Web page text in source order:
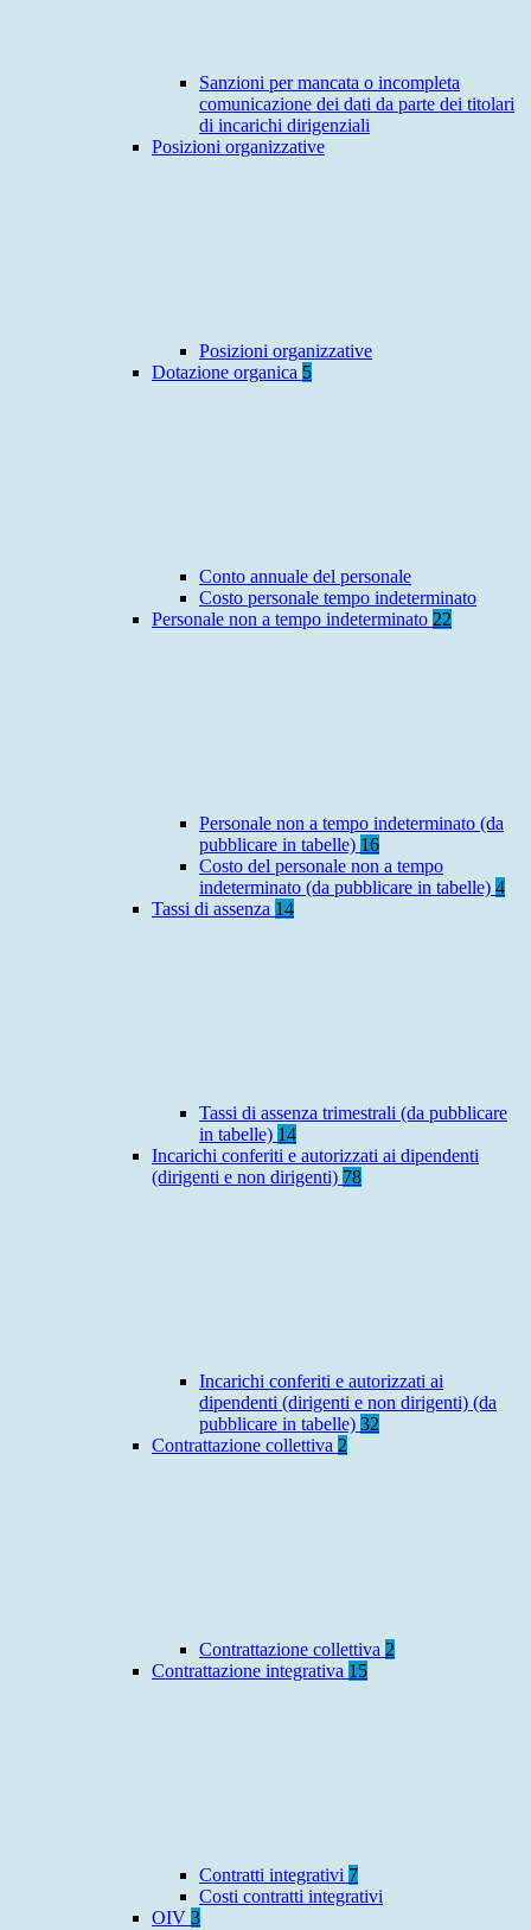
Sanzioni per mancata o incompleta
comunicazione dei dati da parte dei titolari
di incarichi dirigenziali
Posizioni organizzative
Posizioni organizzative
Dotazione organica 5
Conto annuale del personale
Costo personale tempo indeterminato
Personale non a tempo indeterminato 22
Personale non a tempo indeterminato (da
pubblicare in tabelle) 16
Costo del personale non a tempo
indeterminato (da pubblicare in tabelle) 4
Tassi di assenza 14
Tassi di assenza trimestrali (da pubblicare
in tabelle) 14
Incarichi conferiti e autorizzati ai dipendenti
(dirigenti e non dirigenti) 78
Incarichi conferiti e autorizzati ai
dipendenti (dirigenti e non dirigenti) (da
pubblicare in tabelle) 32
Contrattazione collettiva 2
Contrattazione collettiva 2
Contrattazione integrativa 15
Contratti integrativi 7
Costi contratti integrativi
OIV 3